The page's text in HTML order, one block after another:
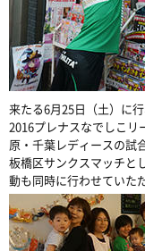
来たる6月25日（土）に行
2016プレナスなでしこリ
原・千葉レディースの試合
板橋区サンクスマッチと
動も同時に行わせていた